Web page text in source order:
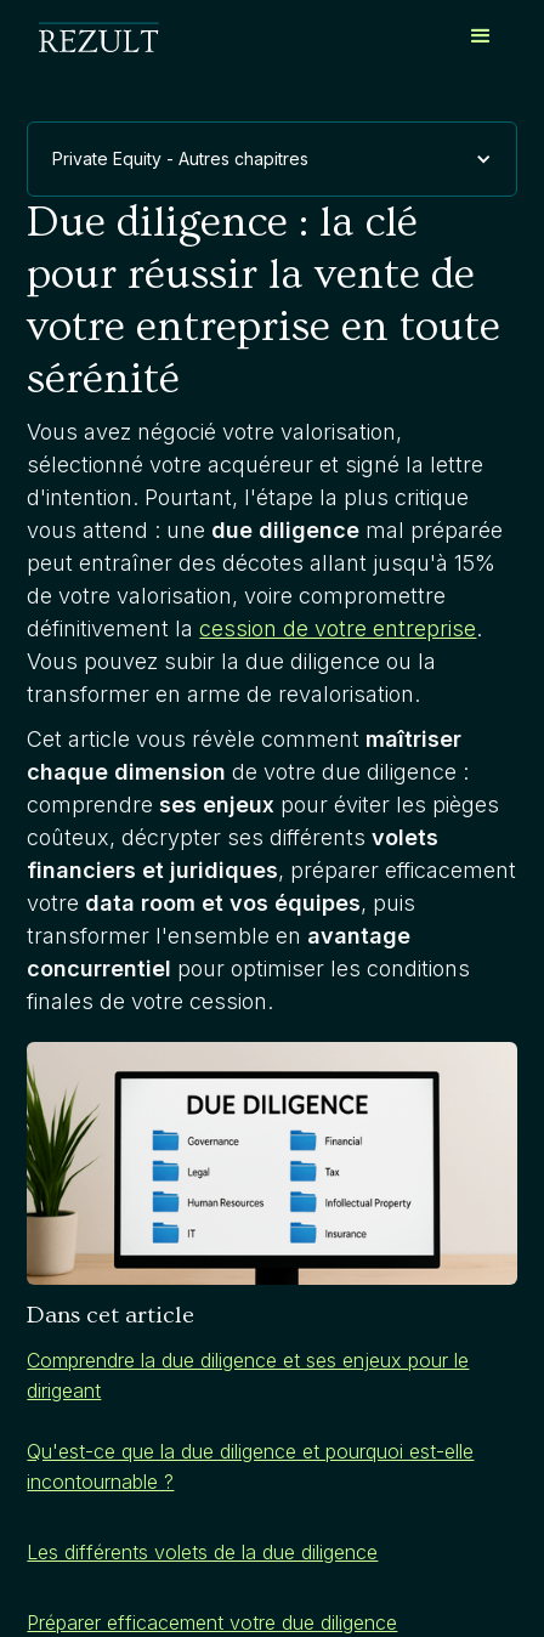
Private Equity - Autres chapitres
Due diligence : la clé
pour réussir la vente de
votre entreprise en toute
sérénité
Vous avez négocié votre valorisation,
sélectionné votre acquéreur et signé la lettre
d'intention. Pourtant, l'étape la plus critique
vous attend : une due diligence mal préparée
peut entraîner des décotes allant jusqu'à 15%
de votre valorisation, voire compromettre
définitivement lacession de votre entreprise.
Vous pouvez subir la due diligence ou la
transformer en arme de revalorisation.
Cet article vous révèle comment maîtriser
chaque dimension de votre due diligence :
comprendreses enjeux pour éviter les pièges
coûteux, décrypter ses différentsvolets
financiers et juridiques, préparer efficacement
votre data room et vos équipes, puis
transformer l'ensemble en avantage
concurrentiel pour optimiser les conditions
finales de votre cession.
Dans cet article
Comprendre la due diligence et ses enjeux pour le
dirigeant
Qu'est-ce que la due diligence et pourquoi est-elle
incontournable ?
Les différents volets de la due diligence
Préparer efficacement votre due diligence